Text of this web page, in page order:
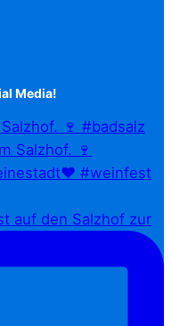
Media!
🍷 #badsalz
auf den Salzhof zur